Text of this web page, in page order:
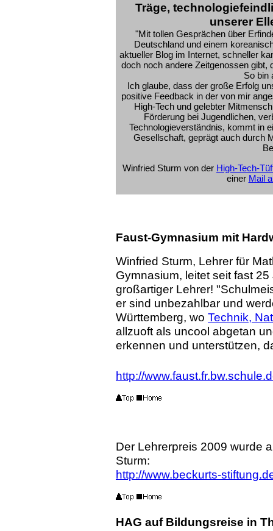
Träge,
unserer
"Mit tollen Gesprächen über
Deutschland und einem
aktueller Blog im Internet, schneller
doch noch andere Zeitgenossen
So bin
Ich glaube, dass der große Erfolg
positive Feedback in der von mir
High-Tech und gelebter
Förderung bei Jugendlichen,
Technologieverständnis, kommt in
Gesellschaft, geprägt auch durch
Winfried Sturm von der High-Tech-
einer Mail
Faust-Gymnasium mit
Winfried Sturm, Lehrer für
Gymnasium, leitet seit fast 25
großartiger Lehrer!
er sind unbezahlbar und
Württemberg, wo Technik,
allzuoft als uncool abgetan
erkennen und unterstützen,
http://
Der Lehrerpreis 2009 wurde
Sturm:
http://www.beckurts-
HAG auf Bildungsreise in